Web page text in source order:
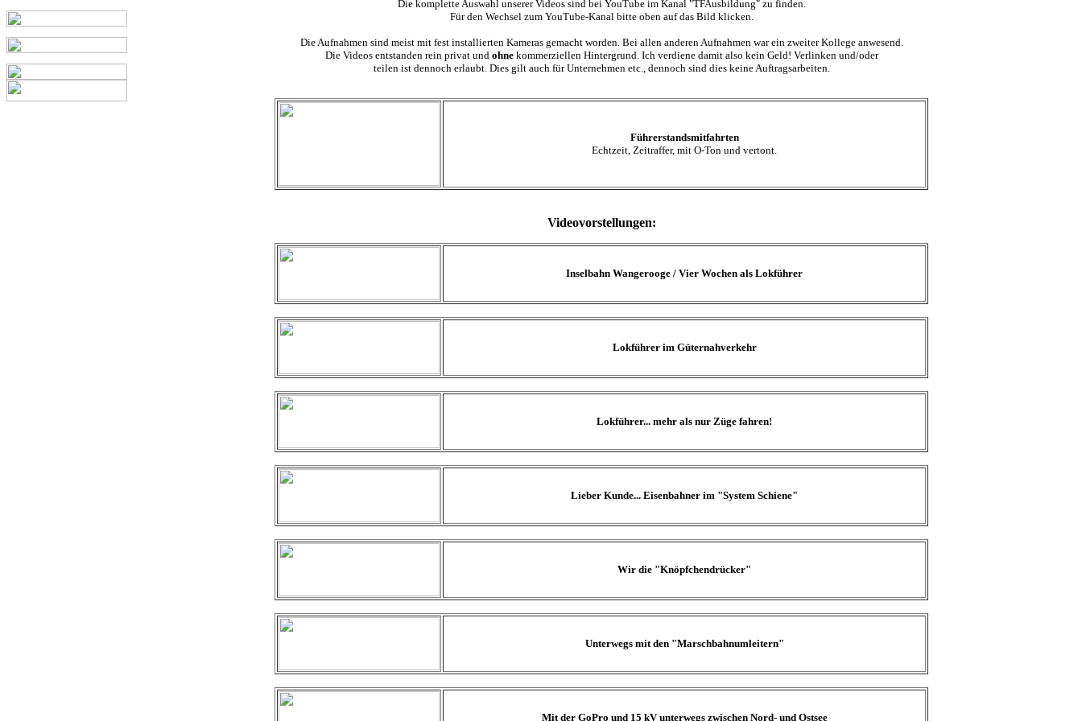
Die komplette Auswahl unserer Videos sind bei YouTube im Kanal "TFAusbildung" zu finden.
Für den Wechsel zum YouTube-Kanal bitte oben auf das Bild klicken.
Die Aufnahmen sind meist mit fest installierten Kameras gemacht worden. Bei allen anderen Aufnahmen war ein zweiter Kollege anwesend.
Die Videos entstanden rein privat und ohnekommerziellen Hintergrund. Ich verdiene damit also kein Geld! Verlinken und/oder
teilen ist dennoch erlaubt. Dies gilt auch für Unternehmen etc., dennoch sind dies keine Auftragsarbeiten.
Führerstandsmitfahrten
Echtzeit, Zeitraffer, mit O-Ton und vertont.
Videovorstellungen:
Inselbahn Wangerooge / Vier Wochen als Lokführer
Lokführer im Güternahverkehr
Lokführer... mehr als nur Züge fahren!
Lieber Kunde... Eisenbahner im "System Schiene"
Wir die "Knöpfchendrücker"
Unterwegs mit den "Marschbahnumleitern"
Mit der GoPro und 15 kV unterwegs zwischen Nord- und Ostsee